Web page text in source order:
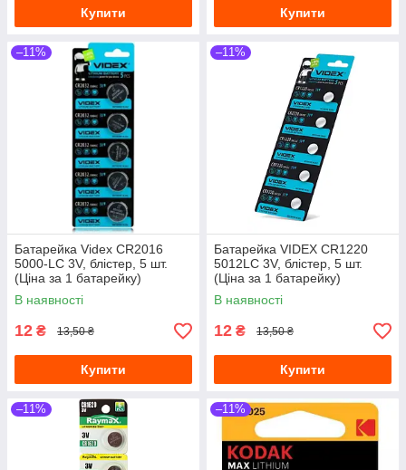
Купити Купити
–11%
Батарейка Videx CR2016
5000-LC 3V, блістер, 5 шт.
(Ціна за 1 батарейку)
В наявності
12 ₴ 13,50 ₴
Купити
–11%
Батарейка VIDEX CR1220
5012LC 3V, блістер, 5 шт.
(Ціна за 1 батарейку)
В наявності
12 ₴ 13,50 ₴
Купити
–11% –11%